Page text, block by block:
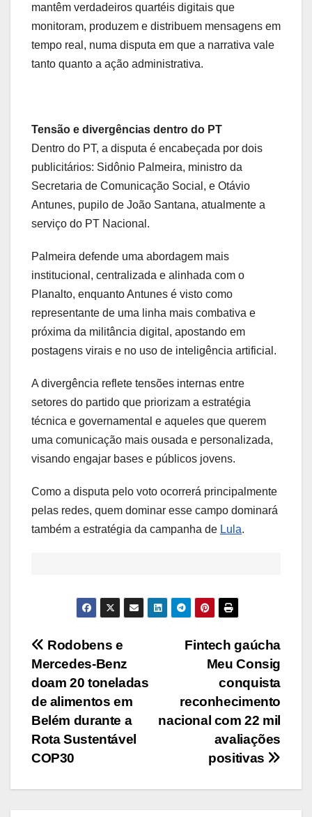
mantêm verdadeiros quartéis digitais que
monitoram, produzem e distribuem mensagens em
tempo real, numa disputa em que a narrativa vale
tanto quanto a ação administrativa.
Tensão e divergências dentro do PT
Dentro do PT, a disputa é encabeçada por dois
publicitários: Sidônio Palmeira, ministro da
Secretaria de Comunicação Social, e Otávio
Antunes, pupilo de João Santana, atualmente a
serviço do PT Nacional.
Palmeira defende uma abordagem mais
institucional, centralizada e alinhada com o
Planalto, enquanto Antunes é visto como
representante de uma linha mais combativa e
próxima da militância digital, apostando em
postagens virais e no uso de inteligência artificial.
A divergência reflete tensões internas entre
setores do partido que priorizam a estratégia
técnica e governamental e aqueles que querem
uma comunicação mais ousada e personalizada,
visando engajar bases e públicos jovens.
Como a disputa pelo voto ocorrerá principalmente
pelas redes, quem dominar esse campo dominará
também a estratégia da campanha de Lula.
Navegação
de
Post
Fintech gaúcha
Meu Consig
conquista
reconhecimento
nacional com 22 mil
avaliações
positivas
Rodobens e
Mercedes-Benz
doam 20 toneladas
de alimentos em
Belém durante a
Rota Sustentável
COP30